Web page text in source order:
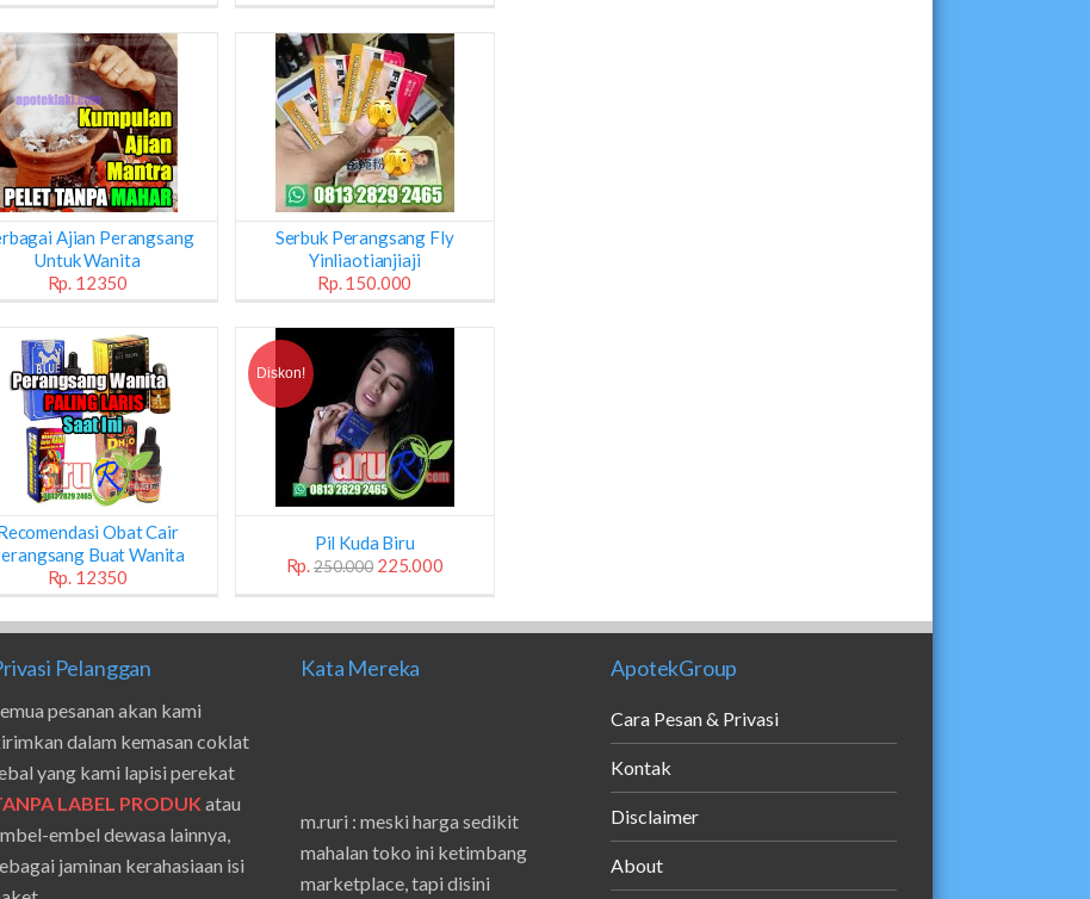
Ajian Perangsang
Untuk Wanita
Rp. 12350
Serbuk Perangsang Fly
Yinliaotianjiaji
Rp. 150.000
Obat Cair
Buat Wanita
Rp. 12350
Diskon!
Pil Kuda Biru
Rp.250.000225.000
Pelanggan
pesanan akan kami
dalam kemasan coklat
yang kami lapisi perekat
LABEL PRODUKatau
embel dewasa lainnya,
jaminan kerahasiaan isi
Kata Mereka
mahalan toko ini ketimbang
ApotekGroup
Cara Pesan & Privasi
Kontak
Disclaimer
About